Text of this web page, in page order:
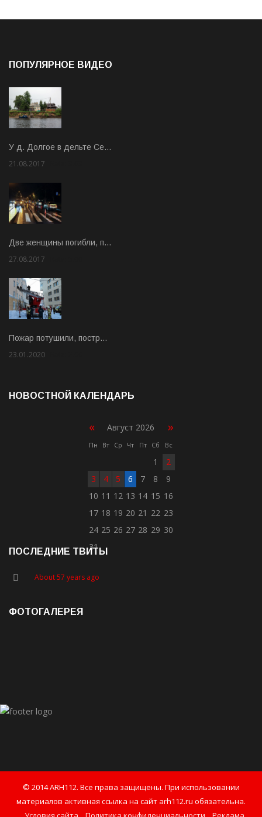
ПОПУЛЯРНОЕ ВИДЕО
У д. Долгое в дельте Се…
21.08.2017
Две женщины погибли, п…
27.08.2017
Пожар потушили, постр…
23.01.2020
НОВОСТНОЙ КАЛЕНДАРЬ
« Август 2026 »
Пн Вт Ср Чт Пт Сб Вс
1
2
3
4 5 6 7 8
9
10 11 12 13 14 15 16
17 18 19 20 21 22 23
24 25 26 27 28 29 30
31
ПОСЛЕДНИЕ ТВИТЫ
About 57 years ago
ФОТОГАЛЕРЕЯ
© 2014 ARH112. Все права защищены. При использовании
материалов активная ссылка на сайт arh112.ru обязательна.